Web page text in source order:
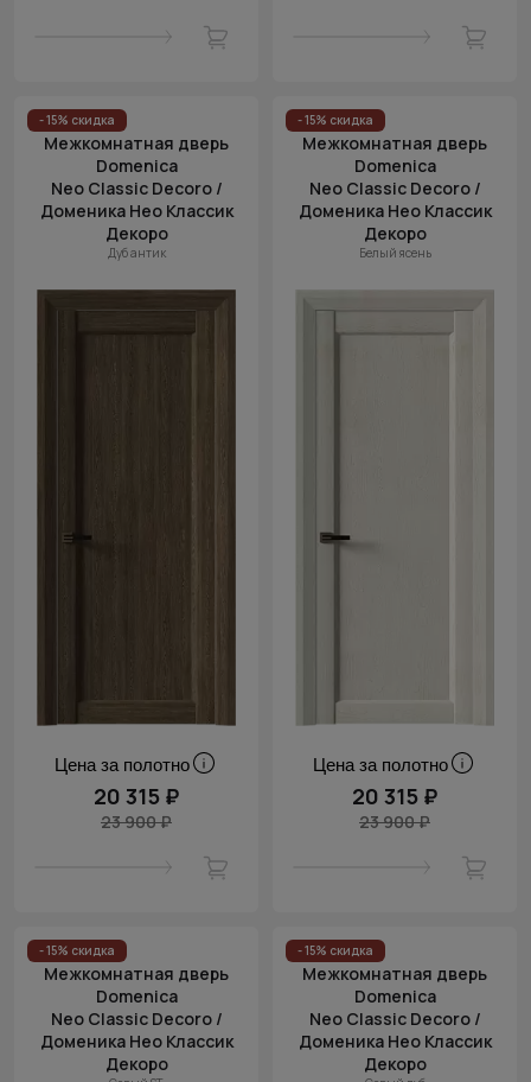
- 15% скидка
Межкомнатная дверь
Domenica
Neo Classic Decoro /
Доменика Нео Классик
Декоро
Дуб антик
Цена за полотно
20 315 ₽
23 900 ₽
- 15% скидка
Межкомнатная дверь
Domenica
Neo Classic Decoro /
Доменика Нео Классик
Декоро
Белый ясень
Цена за полотно
20 315 ₽
23 900 ₽
- 15% скидка
Межкомнатная дверь
Domenica
Neo Classic Decoro /
Доменика Нео Классик
Декоро
- 15% скидка
Межкомнатная дверь
Domenica
Neo Classic Decoro /
Доменика Нео Классик
Декоро